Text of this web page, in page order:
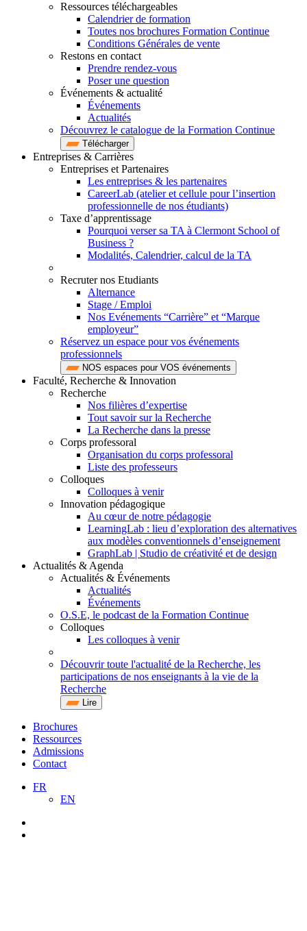
Ressources téléchargeables
Calendrier de formation
Toutes nos brochures Formation Continue
Conditions Générales de vente
Restons en contact
Prendre rendez-vous
Poser une question
Événements & actualité
Événements
Actualités
Découvrez le catalogue de la Formation Continue
Télécharger
Entreprises & Carrières
Entreprises et Partenaires
Les entreprises & les partenaires
CareerLab (atelier et cellule pour l’insertion
professionnelle de nos étudiants)
Taxe d’apprentissage
Pourquoi verser sa TA à Clermont School of
Business ?
Modalités, Calendrier, calcul de la TA
Recruter nos Etudiants
Alternance
Stage / Emploi
Nos Evénements “Carrière” et “Marque
employeur”
Réservez un espace pour vos événements
professionnels
NOS espaces pour VOS événements
Faculté, Recherche & Innovation
Recherche
Nos filières d’expertise
Tout savoir sur la Recherche
La Recherche dans la presse
Corps professoral
Organisation du corps professoral
Liste des professeurs
Colloques
Colloques à venir
Innovation pédagogique
Au cœur de notre pédagogie
LearningLab : lieu d’exploration des alternatives
aux modèles conventionnels d’enseignement
GraphLab | Studio de créativité et de design
Actualités & Agenda
Actualités & Événements
Actualités
Événements
O.S.E, le podcast de la Formation Continue
Colloques
Les colloques à venir
Découvrir toute l'actualité de la Recherche, les
participations de nos enseignants à la vie de la
Recherche
Lire
Brochures
Ressources
Admissions
Contact
FR
EN